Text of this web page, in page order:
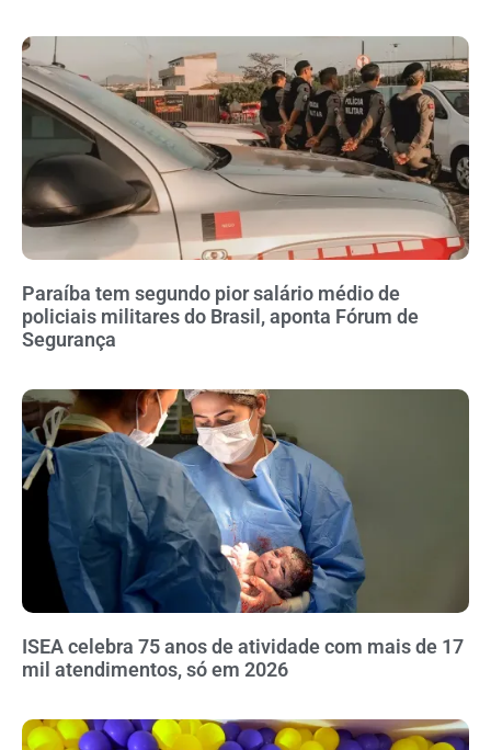
Paraíba tem segundo pior salário médio de
policiais militares do Brasil, aponta Fórum de
Segurança
ISEA celebra 75 anos de atividade com mais de 17
mil atendimentos, só em 2026